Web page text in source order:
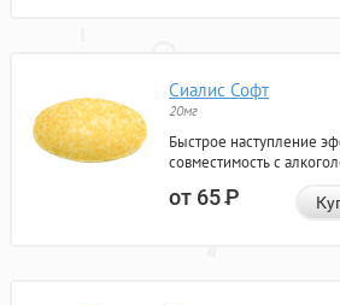
Сиалис Софт
20мг
Быстрое наступление
совместимость с
от 65Р